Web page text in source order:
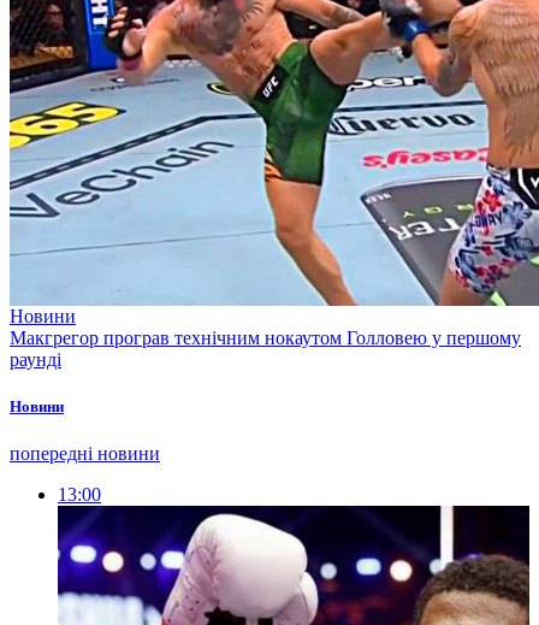
Новини
Макгрегор програв технічним нокаутом Голловею у першому
раунді
Новини
попередні новини
13:00